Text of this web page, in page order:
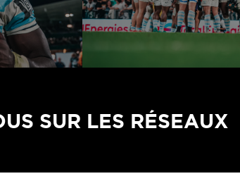
SUR LES RÉSEAUX